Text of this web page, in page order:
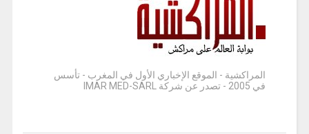
المراكشية - الموقع الإخباري الأول في المغرب - تأسس
في 2005 - تصدر عن شركة IMAR MED-SARL